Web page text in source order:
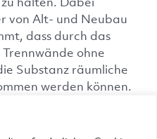
von Alt- und Neubau
dass durch das
ohne
Substanz räumliche
werden können.